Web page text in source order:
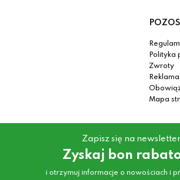
Polityka
Zwroty
Mapa
Zapisz się na newsletter
Zyskaj bon
i otrzymuj informacje o nowościach i